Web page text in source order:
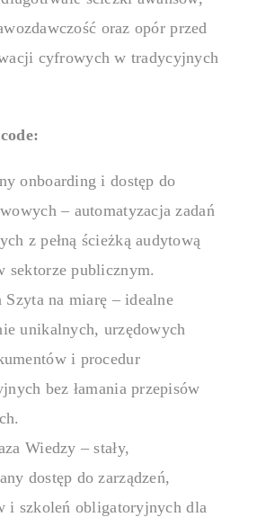
oraz opór przed
cyfrowych w tradycyjnych
onboarding i dostęp do
– automatyzacja zadań
z pełną ścieżką audytową
sektorze publicznym.
na miarę – idealne
unikalnych, urzędowych
i procedur
bez łamania przepisów
Wiedzy – stały,
dostęp do zarządzeń,
i szkoleń obligatoryjnych dla